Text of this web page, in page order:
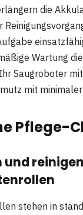
die
Wartung
Saugroboter
mit
Pflege-
stehen in